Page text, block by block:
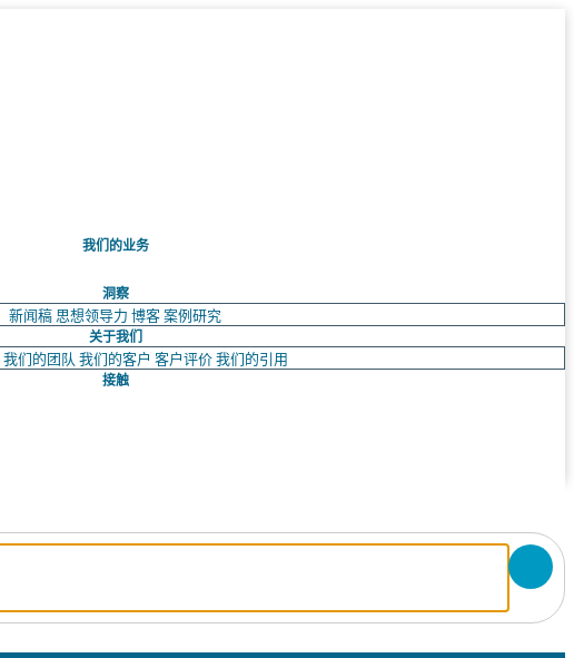
我们的业务
洞察
新闻稿 思想领导力 博客案例研究
关于我们
我们的团队 我们的客户 客户评价我们的引用
接触